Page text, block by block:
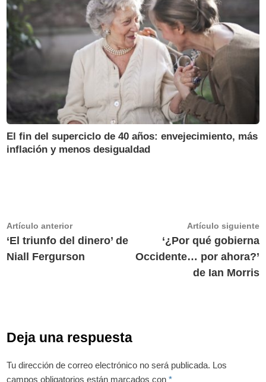
El fin del superciclo de 40 años: envejecimiento, más
inflación y menos desigualdad
Navegación
de
entradas
Artículo anteriorArtículo
anterior:
‘El triunfo del dinero’ de
Niall Fergurson
Artículo siguiente
‘¿Por qué gobierna
Occidente… por ahora?’
de Ian Morris
Deja una respuesta
Tu dirección de correo electrónico no será publicada. Los
campos obligatorios están marcados con*